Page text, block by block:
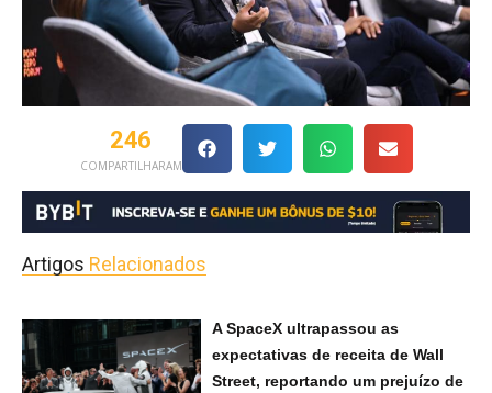
COMPARTILHARAM
246
Artigos Relacionados
A SpaceX ultrapassou as
expectativas de receita de Wall
Street, reportando um prejuízo de